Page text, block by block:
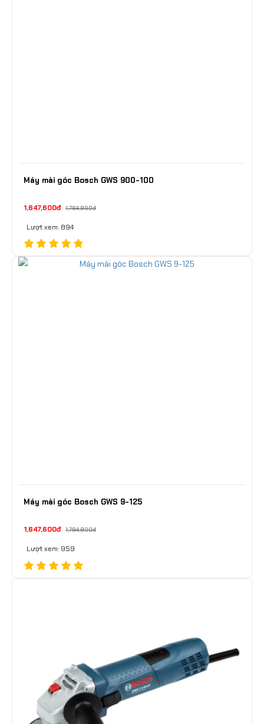
Máy mài góc Bosch GWS 900-100
1,647,600đ 1,784,900đ
Lượt xem: 894
Máy mài góc Bosch GWS 9-125
1,647,600đ 1,784,900đ
Lượt xem: 959